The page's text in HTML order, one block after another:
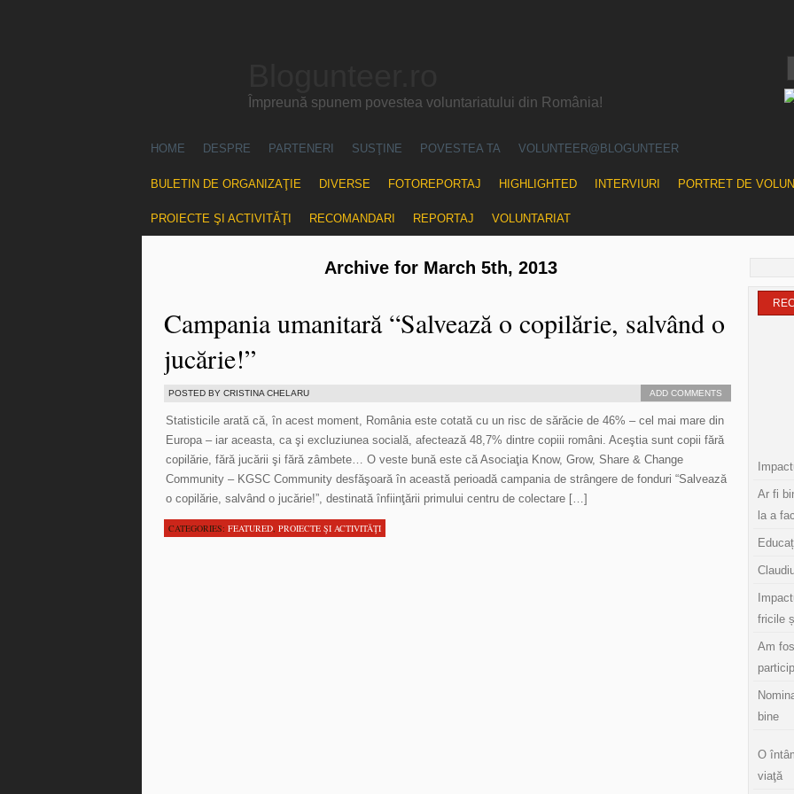
Împreună spunem povestea voluntariatului din România!
HOME DESPRE PARTENERI SUSŢINE POVESTEA TA VOLUNTEER@BLOGUNTEER
BULETIN DE ORGANIZAŢIE DIVERSE FOTOREPORTAJ HIGHLIGHTED INTERVIURI PORTRET DE
PROIECTE ŞI ACTIVITĂŢI RECOMANDARI REPORTAJ VOLUNTARIAT
Archive for March 5th, 2013
Campania umanitară “Salvează o copilărie, salvând o
jucărie!”
POSTED BY CRISTINA CHELARU ADD COMMENTS
Statisticile arată că, în acest moment, România este cotată cu un risc de sărăcie de 46% – cel mai mare din
Europa – iar aceasta, ca şi excluziunea socială, afectează 48,7% dintre copiii români. Aceştia sunt copii fără
copilărie, fără jucării şi fără zâmbete… O veste bună este că Asociaţia Know, Grow, Share & Change
Community – KGSC Community desfăşoară în această perioadă campania de strângere de fonduri “Salvează
o copilărie, salvând o jucărie!”, destinată înfiinţării primului centru de colectare […]
CATEGORIES: FEATURED, PROIECTE ŞI ACTIVITĂŢI
Ar fi
la a
fricile
Am
bine
O
viaţă